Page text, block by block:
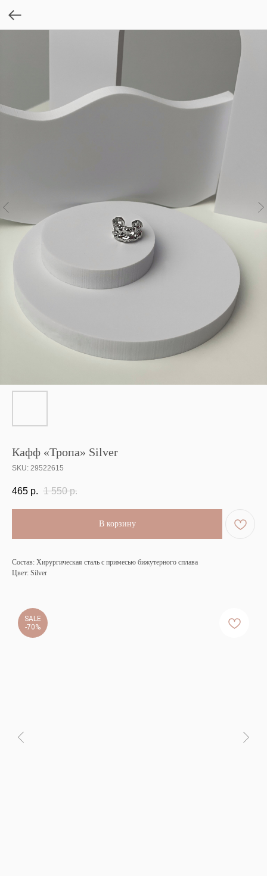
Кафф «Тропа» Silver
SKU: 29522615
465 р. 1 550 р.
В корзину
Состав: Хирургическая сталь с примесью бижутерного сплава
Цвет: Silver
SALE
-70%